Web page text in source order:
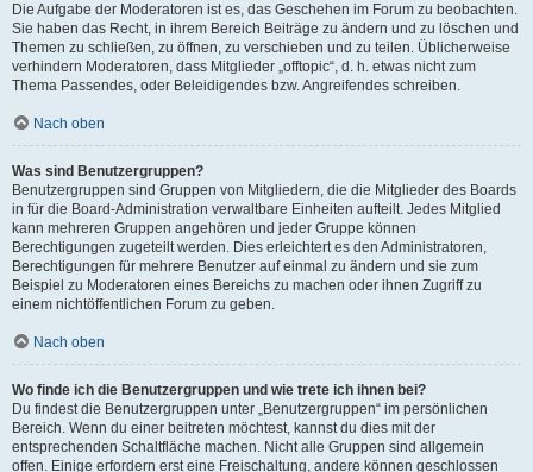
Die Aufgabe der Moderatoren ist es, das Geschehen im Forum zu beobachten.
Sie haben das Recht, in ihrem Bereich Beiträge zu ändern und zu löschen und
Themen zu schließen, zu öffnen, zu verschieben und zu teilen. Üblicherweise
verhindern Moderatoren, dass Mitglieder „offtopic“, d. h. etwas nicht zum
Thema Passendes, oder Beleidigendes bzw. Angreifendes schreiben.
Nach oben
Was sind Benutzergruppen?
Benutzergruppen sind Gruppen von Mitgliedern, die die Mitglieder des Boards
in für die Board-Administration verwaltbare Einheiten aufteilt. Jedes Mitglied
kann mehreren Gruppen angehören und jeder Gruppe können
Berechtigungen zugeteilt werden. Dies erleichtert es den Administratoren,
Berechtigungen für mehrere Benutzer auf einmal zu ändern und sie zum
Beispiel zu Moderatoren eines Bereichs zu machen oder ihnen Zugriff zu
einem nichtöffentlichen Forum zu geben.
Nach oben
Wo finde ich die Benutzergruppen und wie trete ich ihnen bei?
Du findest die Benutzergruppen unter „Benutzergruppen“ im persönlichen
Bereich. Wenn du einer beitreten möchtest, kannst du dies mit der
entsprechenden Schaltfläche machen. Nicht alle Gruppen sind allgemein
offen. Einige erfordern erst eine Freischaltung, andere können geschlossen